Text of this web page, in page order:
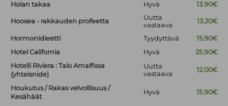
Holan takaa Hyvä 13.90€
Hoosea - rakkauden profeetta
Uutta
vastaava
13.20€
Hormonidieetti Tyydyttävä
15.90€
Hotel California
Hyvä
25.90€
Hotelli Riviera : Talo Amalfissa
(yhteisnide)
Uutta
vastaava
12.00€
Houkutus / Rakas velvollisuus /
Kesähäät
Hyvä 15.90€